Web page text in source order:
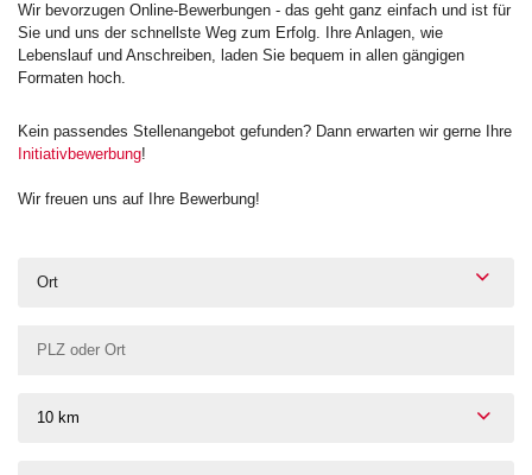
Wir bevorzugen Online-Bewerbungen - das geht ganz einfach und ist für
Sie und uns der schnellste Weg zum Erfolg. Ihre Anlagen, wie
Lebenslauf und Anschreiben, laden Sie bequem in allen gängigen
Formaten hoch.
Kein passendes Stellenangebot gefunden? Dann erwarten wir gerne Ihre
Initiativbewerbung!
Wir freuen uns auf Ihre Bewerbung!
Ort
10 km